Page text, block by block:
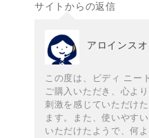
サイトからの返信
アロインス
この度は、ビディ ニー
ご購入いただき、心よ
刺激を感じていただけ
ます。また、使いやす
いただけたようで、何